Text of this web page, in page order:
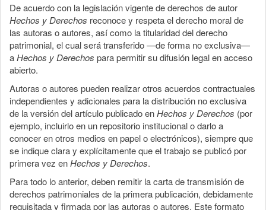
De acuerdo con la legislación vigente de derechos de autor
Hechos y Derechos reconoce y respeta el derecho moral de
las autoras o autores, así como la titularidad del derecho
patrimonial, el cual será transferido —de forma no exclusiva—
aHechos y Derechos para permitir su difusión legal en acceso
abierto.
Autoras o autores pueden realizar otros acuerdos contractuales
independientes y adicionales para la distribución no exclusiva
de la versión del artículo publicado enHechos y Derechos (por
ejemplo, incluirlo en un repositorio institucional o darlo a
conocer en otros medios en papel o electrónicos), siempre que
se indique clara y explícitamente que el trabajo se publicó por
primera vez enHechos y Derechos.
Para todo lo anterior, deben remitir la carta de transmisión de
derechos patrimoniales de la primera publicación, debidamente
requisitada y firmada por las autoras o autores. Este formato